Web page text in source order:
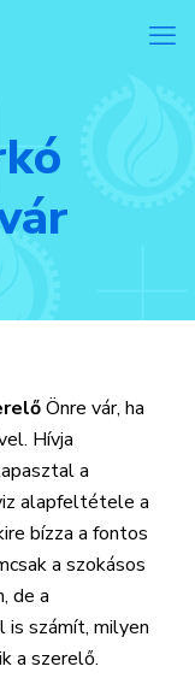
Önre vár, ha
Hívja
a
alapfeltétele a
bízza a fontos
a szokásos
de a
is számít, milyen
a szerelő.